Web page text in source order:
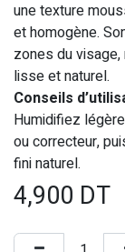
une texture
et homogène.
zones du
lisse et naturel.
Conseils
Humidifiez
ou correcteur,
fini naturel.
4,900 DT